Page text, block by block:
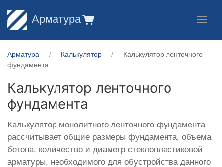
Арматура
Арматура Калькулятор
Калькулятор ленточного
фундамента
Калькулятор ленточного
фундамента
Калькулятор монолитного ленточного фундамента
рассчитывает общие размеры фундамента, объема
бетона, количество и диаметр стеклопластиковой
арматуры, необходимого для обустройства данного